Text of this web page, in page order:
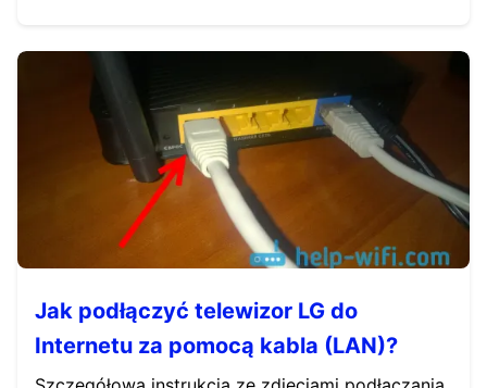
Jak podłączyć telewizor LG do
Internetu za pomocą kabla (LAN)?